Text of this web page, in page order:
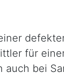
für
bei